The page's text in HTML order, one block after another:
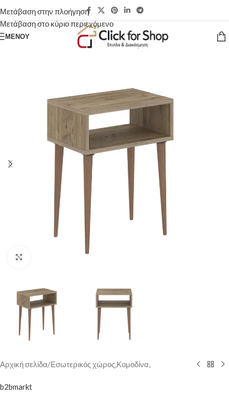
Μετάβαση στην πλοήγηση
Μετάβαση στο κύριο περιεχόμενο
ΜΕΝΟΎ
Αρχική σελίδα/Εσωτερικός χώρος,Κομοδίνα,
b2bmarkt